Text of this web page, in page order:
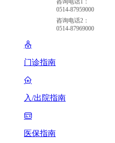
0514-87959000
咨询电话2：
0514-87969000
门诊指南
入/出院指南
医保指南